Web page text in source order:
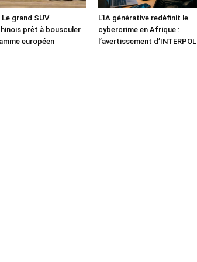
Le grand SUV
prêt à bousculer
européen
L’IA générative redéfinit le
cybercrime en Afrique :
l’avertissement d’INTERPOL